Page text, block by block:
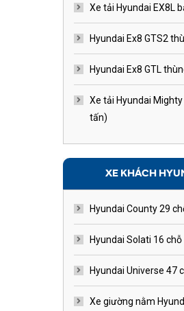
Xe tải Hyundai EX8L
Hyundai Ex8 GTS2
Hyundai Ex8 GTL
Xe tải Hyundai
tấn)
XE KHÁCH
Hyundai County 29
Hyundai Solati 16 chỗ
Hyundai Universe 47
Xe giường nằm